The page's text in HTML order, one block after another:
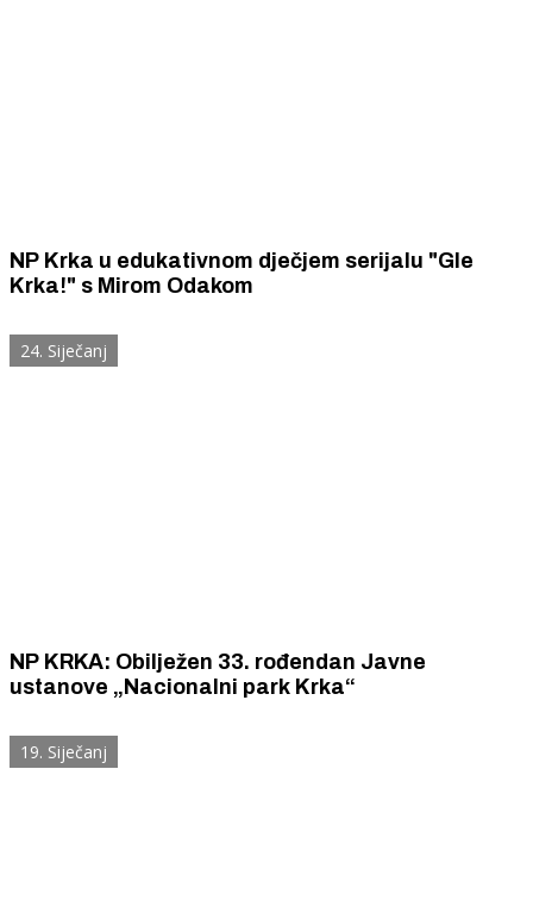
NP Krka u edukativnom dječjem serijalu "Gle
Krka!" s Mirom Odakom
24. Siječanj
NP KRKA: Obilježen 33. rođendan Javne
ustanove „Nacionalni park Krka“
19. Siječanj